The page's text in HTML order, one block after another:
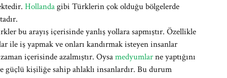
Hollandagibi Türklerin çok olduğu bölgelerde
bu arayış içerisinde yanlış yollara sapmıştır. Özellikle
ile iş yapmak ve onları kandırmak isteyen insanlar
içerisinde azalmıştır. Oysamedyumlarne yaptığını
güçlü kişiliğe sahip ahlaklı insanlardır. Bu durum